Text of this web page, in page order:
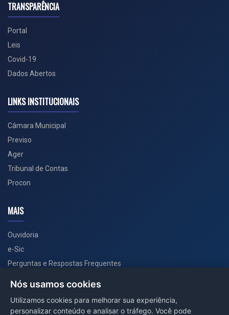
TRANSPARÊNCIA
Portal
Leis
Covid-19
Dados Abertos
LINKS INSTITUCIONAIS
Câmara Municipal
Previso
Ager
Tribunal de Contas
Procon
MAIS
Ouvidoria
e-Sic
Perguntas e Respostas Frequentes
Nós usamos cookies
Utilizamos cookies para melhorar sua experiência,
personalizar conteúdo e analisar o tráfego. Você pode